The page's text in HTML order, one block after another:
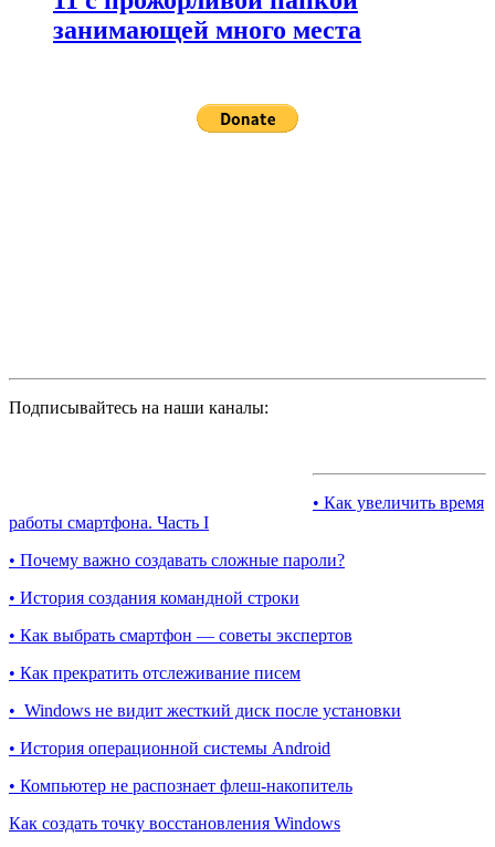
занимающей много места
Подписывайтесь на наши каналы:
• Как увеличить время
работы смартфона. Часть I
• Почему важно создавать сложные пароли?
• История создания командной строки
• Как выбрать смартфон — советы экспертов
• Как прекратить отслеживание писем
• Windows не видит жесткий диск после установки
• История операционной системы Android
• Компьютер не распознает флеш-накопитель
Как создать точку восстановления Windows